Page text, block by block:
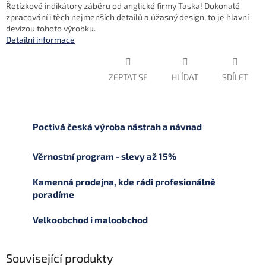
Řetízkové indikátory záběru od anglické firmy Taska! Dokonalé
zpracování i těch nejmenších detailů a úžasný design, to je hlavní
devizou tohoto výrobku.
Detailní informace
ZEPTAT SE HLÍDAT SDÍLET
Poctivá česká výroba nástrah a návnad
Věrnostní program - slevy až 15%
Kamenná prodejna, kde rádi profesionálně
poradíme
Velkoobchod i maloobchod
Související produkty